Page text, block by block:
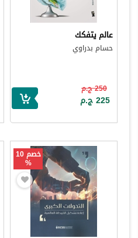
عالم يتفكك
حسام بدراوي
250 ج.م
225 ج.م
خصم 10
%